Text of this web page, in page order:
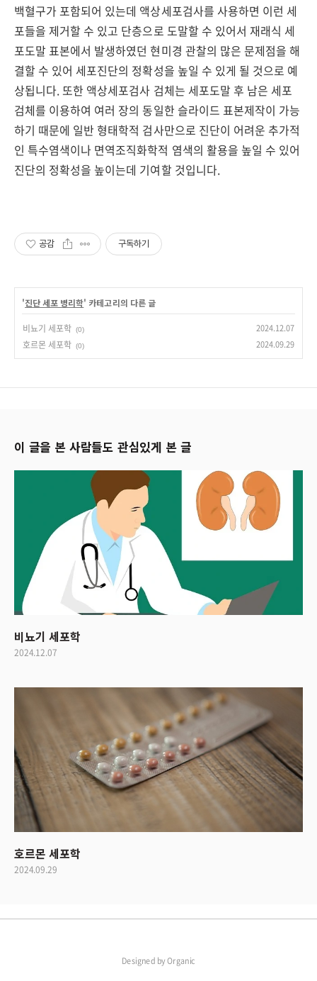
백혈구가 포함되어 있는데 액상세포검사를 사용하면 이런 세
포들을 제거할 수 있고 단층으로 도말할 수 있어서 재래식 세
포도말 표본에서 발생하였던 현미경 관찰의 많은 문제점을 해
결할 수 있어 세포진단의 정확성을 높일 수 있게 될 것으로 예
상됩니다. 또한 액상세포검사 검체는 세포도말 후 남은 세포
검체를 이용하여 여러 장의 동일한 슬라이드 표본제작이 가능
하기 때문에 일반 형태학적 검사만으로 진단이 어려운 추가적
인 특수염색이나 면역조직화학적 염색의 활용을 높일 수 있어
진단의 정확성을 높이는데 기여할 것입니다.
공감 구독하기
'진단 세포 병리학' 카테고리의 다른 글
비뇨기 세포학 (0) 2024.12.07
호르몬 세포학 (0) 2024.09.29
이 글을 본 사람들도 관심있게 본 글
비뇨기 세포학
2024.12.07
호르몬 세포학
2024.09.29
Designed byOrganic